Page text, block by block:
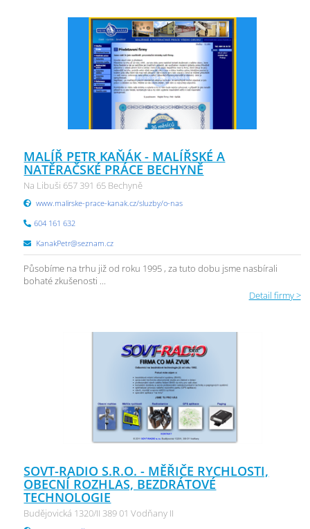
MALÍŘ PETR KAŇÁK - MALÍŘSKÉ A
NATĚRAČSKÉ PRÁCE BECHYNĚ
Na Libuši 657 391 65 Bechyně
www.malirske-prace-kanak.cz/sluzby/o-nas
604 161 632
KanakPetr@seznam.cz
Působíme na trhu již od roku 1995 , za tuto dobu jsme nasbírali
bohaté zkušenosti ...
Detail firmy >
SOVT-RADIO S.R.O. - MĚŘIČE RYCHLOSTI,
OBECNÍ ROZHLAS, BEZDRÁTOVÉ
TECHNOLOGIE
Budějovická 1320/II 389 01 Vodňany II